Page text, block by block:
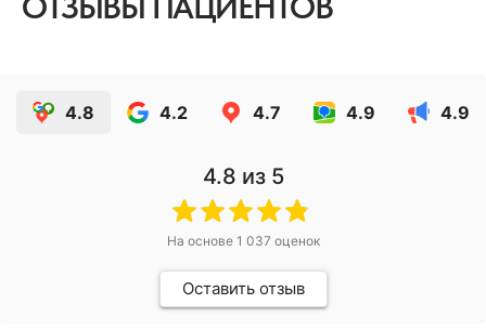
4.8 4.2 4.7 4.9 4.9
4.8 из 5
На основе 1 037 оценок
Оставить отзыв